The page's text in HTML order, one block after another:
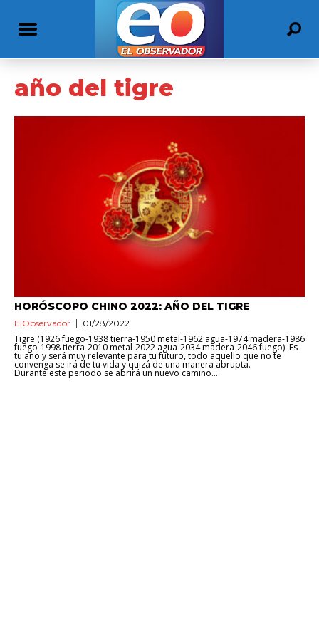
año del tigre
HORÓSCOPO CHINO 2022: AÑO DEL TIGRE
ElObservador 01/28/2022
Tigre (1926 fuego-1938 tierra-1950 metal-1962 agua-1974 madera-1986
fuego-1998 tierra-2010 metal-2022 agua-2034 madera-2046 fuego) Es
tu año y será muy relevante para tu futuro, todo aquello que no te
convenga se irá de tu vida y quizá de una manera abrupta.
Durante este periodo se abrirá un nuevo camino...